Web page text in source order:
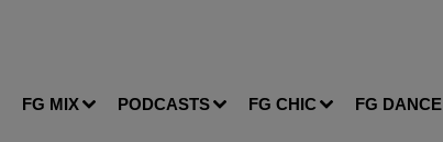
FG MIX PODCASTS FG CHIC FG DANCE